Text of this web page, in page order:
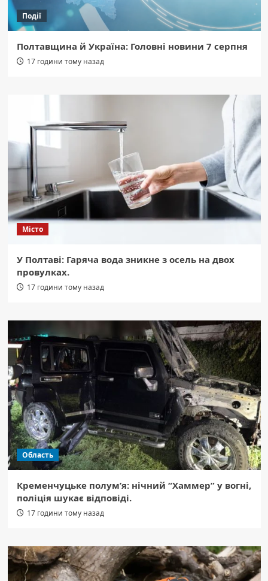
Події
Полтавщина й Україна: Головні новини 7 серпня
17 години тому назад
Місто
У Полтаві: Гаряча вода зникне з осель на двох
провулках.
17 години тому назад
Область
Кременчуцьке полум’я: нічний “Хаммер” у вогні,
поліція шукає відповіді.
17 години тому назад